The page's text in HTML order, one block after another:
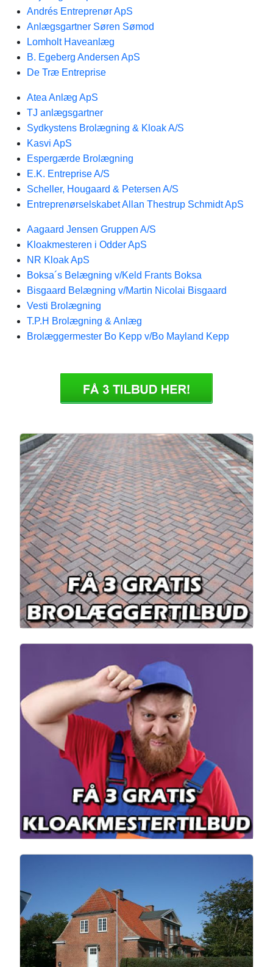
Andrés Entreprenør ApS
Anlægsgartner Søren Sømod
Lomholt Haveanlæg
B. Egeberg Andersen ApS
De Træ Entreprise
Atea Anlæg ApS
TJ anlægsgartner
Sydkystens Brolægning & Kloak A/S
Kasvi ApS
Espergærde Brolægning
E.K. Entreprise A/S
Scheller, Hougaard & Petersen A/S
Entreprenørselskabet Allan Thestrup Schmidt ApS
Aagaard Jensen Gruppen A/S
Kloakmesteren i Odder ApS
NR Kloak ApS
Boksa´s Belægning v/Keld Frants Boksa
Bisgaard Belægning v/Martin Nicolai Bisgaard
Vesti Brolægning
T.P.H Brolægning & Anlæg
Brolæggermester Bo Kepp v/Bo Mayland Kepp